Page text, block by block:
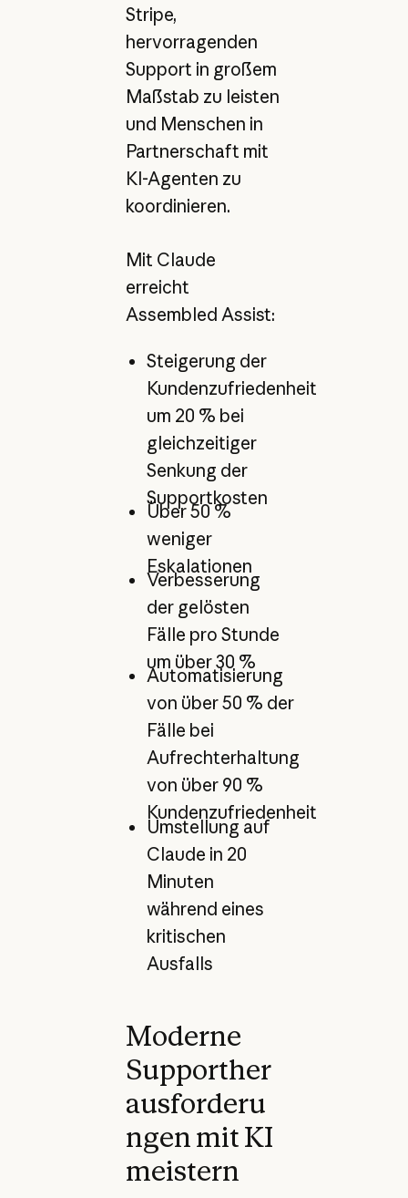
Stripe,
hervorragenden
Support in großem
Maßstab zu leisten
und Menschen in
Partnerschaft mit
KI-Agenten zu
koordinieren.
Mit Claude
erreicht
Assembled Assist:
Steigerung der
Kundenzufriedenheit
um 20 % bei
gleichzeitiger
Senkung der
Supportkosten
Über 50 %
weniger
Eskalationen
Verbesserung
der gelösten
Fälle pro Stunde
um über 30 %
Automatisierung
von über 50 % der
Fälle bei
Aufrechterhaltung
von über 90 %
Kundenzufriedenheit
Umstellung auf
Claude in 20
Minuten
während eines
kritischen
Ausfalls
Moderne
Supporther
ausforderu
ngen mit KI
meistern